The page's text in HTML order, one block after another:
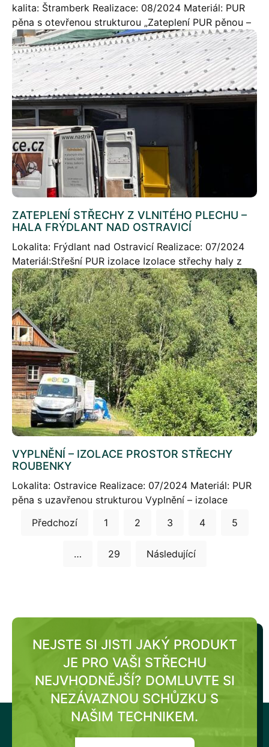
kalita: Štramberk Realizace: 08/2024 Materiál: PUR
pěna s otevřenou strukturou „Zateplení PUR pěnou –
úspory, které pocítí majitel penzionu – tepelný
komfort, který dopřeje svým hostům.“ Stručný popis
projektu Pro […]
ZATEPLENÍ STŘECHY Z VLNITÉHO PLECHU –
HALA FRÝDLANT NAD OSTRAVICÍ
Lokalita: Frýdlant nad Ostravicí Realizace: 07/2024
Materiál:Střešní PUR izolace Izolace střechy haly z
vlnitého plechu – Střešní PUR pěna + Akrylový nátěr
Stručný popis projektu: Zateplení střechy z vlnitého
plechu […]
VYPLNĚNÍ – IZOLACE PROSTOR STŘECHY
ROUBENKY
Lokalita: Ostravice Realizace: 07/2024 Materiál: PUR
pěna s uzavřenou strukturou Vyplnění – izolace
rámci této realizace jsme provedli izolaci prostor
Stránkování
příspěvků
Předchozí 1 2 3 4 5
… 29 Následující
NEJSTE SI JISTI JAKÝ PRODUKT
JE PRO VAŠI STŘECHU
NEJVHODNĚJŠÍ? DOMLUVTE SI
NEZÁVAZNOU SCHŮZKU S
NAŠIM TECHNIKEM.